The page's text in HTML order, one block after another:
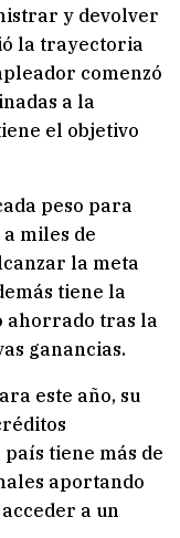
y devolver
la trayectoria
comenzó
a la
el objetivo
peso para
miles de
la meta
tiene la
ahorrado tras la
ganancias.
este año, su
tiene más de
aportando
a un